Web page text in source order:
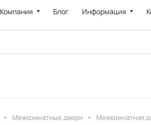
Компания Блог Информация
Межкомнатные двери Межкомнатная